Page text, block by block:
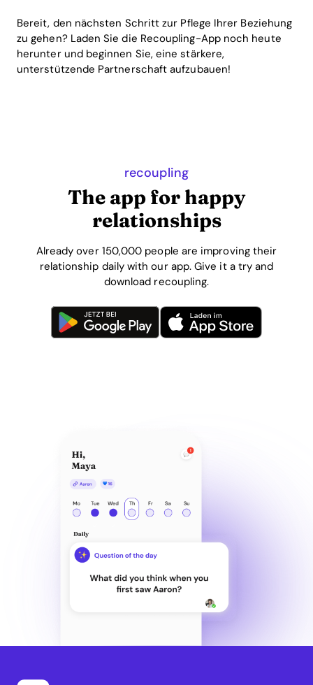
Bereit, den nächsten Schritt zur Pflege Ihrer Beziehung
zu gehen? Laden Sie die Recoupling-App noch heute
herunter und beginnen Sie, eine stärkere,
unterstützende Partnerschaft aufzubauen!
recoupling
The app for happy
relationships
Already over 150,000 people are improving their
relationship daily with our app. Give it a try and
download recoupling.